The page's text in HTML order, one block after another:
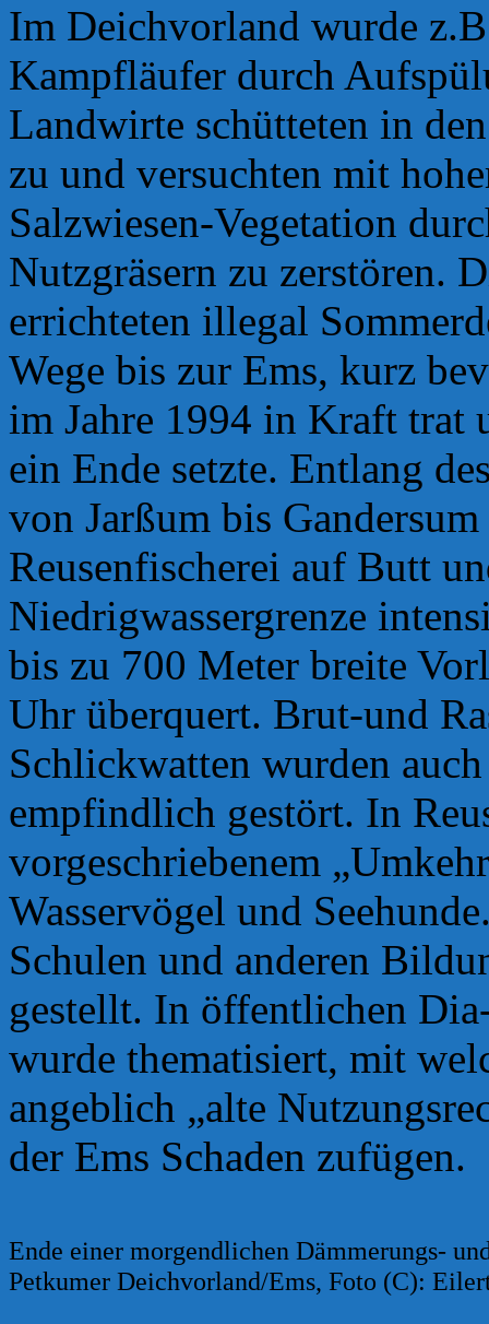
Im Deichvorland wurde
Kampfläufer durch
Landwirte schütteten in
zu und versuchten mit
Salzwiesen-Vegetation
Nutzgräsern zu zerstören.
errichteten illegal
Wege bis zur Ems, kurz
im Jahre 1994 in Kraft trat
ein Ende setzte. Entlang
von Jarßum bis
Reusenfischerei auf Butt
Niedrigwassergrenze
bis zu 700 Meter breite
Uhr überquert. Brut-und
Schlickwatten wurden
empfindlich gestört. In
vorgeschriebenem
Wasservögel und
Schulen und anderen
gestellt. In öffentlichen
wurde thematisiert, mit
angeblich „alte
der Ems Schaden zufügen.
Ende einer morgendlichen Dämmerungs-
Petkumer Deichvorland/Ems, Foto (C):